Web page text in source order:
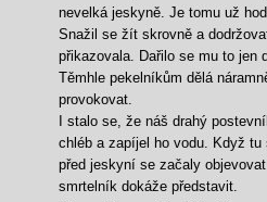
nevelká jeskyně. Je tomu už
Snažil se žít skrovně a
přikazovala. Dařilo se mu to jen
Těmhle pekelníkům dělá
provokovat.
I stalo se, že náš drahý
chléb a zapíjel ho vodu. Když
před jeskyní se začaly
smrtelník dokáže představit.